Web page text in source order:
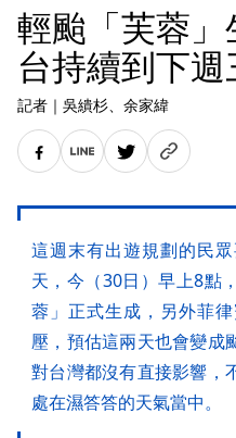
輕颱「芙蓉
台持續到下週
記者 ｜ 吳繢杉、余家緯
這週末有出遊規劃的民
天，今（30日）早上8點
蓉」正式生成，另外菲
壓，預估這兩天也會變成
對台灣都沒有直接影響，
處在濕答答的天氣當中。